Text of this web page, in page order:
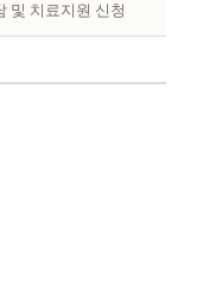
및 치료지원 신청